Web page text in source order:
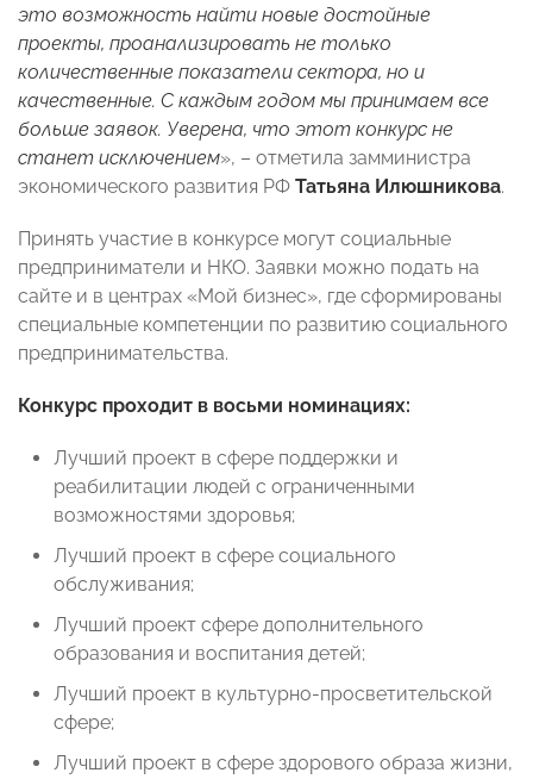
это возможность найти новые достойные
проекты, проанализировать не только
количественные показатели сектора, но и
качественные. С каждым годом мы принимаем все
больше заявок. Уверена, что этот конкурс не
станет исключением», – отметила замминистра
экономического развития РФ Татьяна Илюшникова.
Принять участие в конкурсе могут социальные
предприниматели и НКО. Заявки можно подать на
сайте и в центрах «Мой бизнес», где сформированы
специальные компетенции по развитию социального
предпринимательства.
Конкурс проходит в восьми номинациях:
Лучший проект в сфере поддержки и
реабилитации людей с ограниченными
возможностями здоровья;
Лучший проект в сфере социального
обслуживания;
Лучший проект сфере дополнительного
образования и воспитания детей;
Лучший проект в культурно-просветительской
сфере;
Лучший проект в сфере здорового образа жизни,